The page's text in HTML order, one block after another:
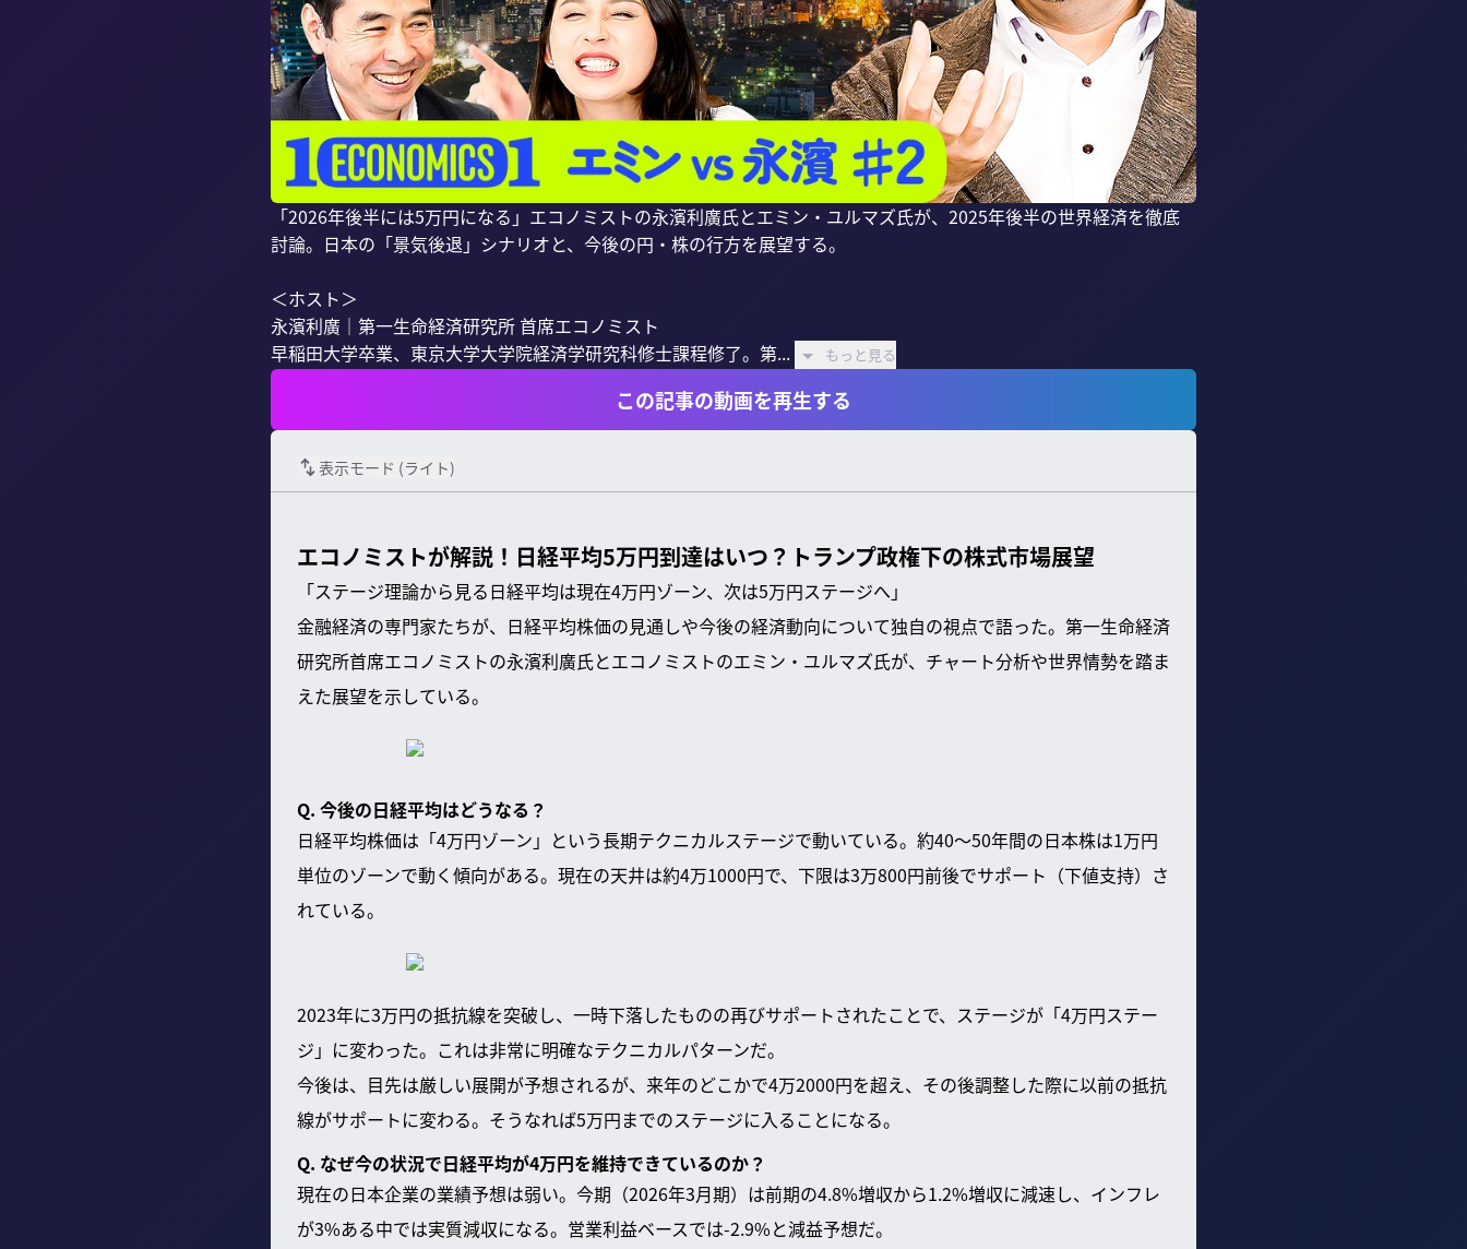
「2026年後半には5万円になる」エコノミストの永濱利廣氏とエミン・ユルマズ氏が、2025年後半の世界経済を徹底
討論。日本の「景気後退」シナリオと、今後の円・株の行方を展望する。
＜ホスト＞
永濱利廣｜第一生命経済研究所 首席エコノミスト
早稲田大学卒業、東京大学大学院経済学研究科修士課程修了。第...
もっと見る
この記事の動画を再生する
表示モード (ライト)
エコノミストが解説！日経平均5万円到達はいつ？トランプ政権下の株式市場展望
「ステージ理論から見る日経平均は現在4万円ゾーン、次は5万円ステージへ」
金融経済の専門家たちが、日経平均株価の見通しや今後の経済動向について独自の視点で語った。第一生命経済
研究所首席エコノミストの永濱利廣氏とエコノミストのエミン・ユルマズ氏が、チャート分析や世界情勢を踏ま
えた展望を示している。
Q. 今後の日経平均はどうなる？
日経平均株価は「4万円ゾーン」という長期テクニカルステージで動いている。約40〜50年間の日本株は1万円
単位のゾーンで動く傾向がある。現在の天井は約4万1000円で、下限は3万800円前後でサポート（下値支持）さ
れている。
2023年に3万円の抵抗線を突破し、一時下落したものの再びサポートされたことで、ステージが「4万円ステー
ジ」に変わった。これは非常に明確なテクニカルパターンだ。
今後は、目先は厳しい展開が予想されるが、来年のどこかで4万2000円を超え、その後調整した際に以前の抵抗
線がサポートに変わる。そうなれば5万円までのステージに入ることになる。
Q. なぜ今の状況で日経平均が4万円を維持できているのか？
現在の日本企業の業績予想は弱い。今期（2026年3月期）は前期の4.8%増収から1.2%増収に減速し、インフレ
が3%ある中では実質減収になる。営業利益ベースでは-2.9%と減益予想だ。